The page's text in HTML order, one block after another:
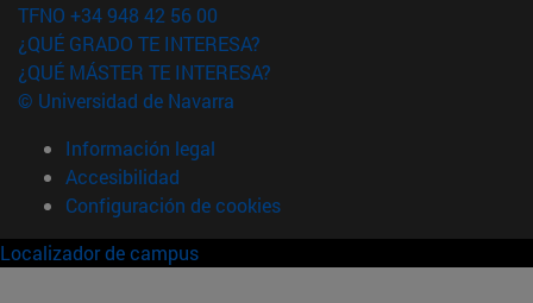
TFNO +34 948 42 56 00
¿QUÉ GRADO TE INTERESA?
¿QUÉ MÁSTER TE INTERESA?
© Universidad de Navarra
Información legal
Accesibilidad
Configuración de cookies
Localizador de campus